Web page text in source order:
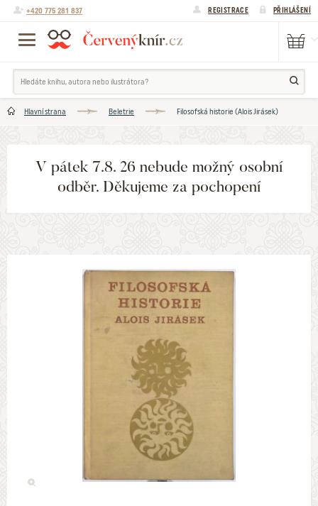
+420 775 281 837 REGISTRACE PŘIHLÁŠENÍ
Hlavní strana Beletrie Filosofská historie (Alois Jirásek)
V pátek 7.8. 26 nebude možný osobní
odběr. Děkujeme za pochopení